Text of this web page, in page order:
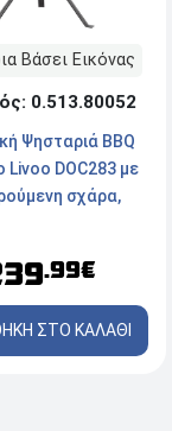
Βάσει Εικόνας
0.513.80052
Ψησταριά BBQ
Livoo DOC283 με
σχάρα,
.99€
ΣΤΟ ΚΑΛΑΘΙ